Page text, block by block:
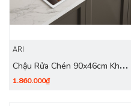
ARI
Chậu Rửa Chén 90x46cm Khay
Thớt Dày 3.0mm - inox 304
1.860.000₫